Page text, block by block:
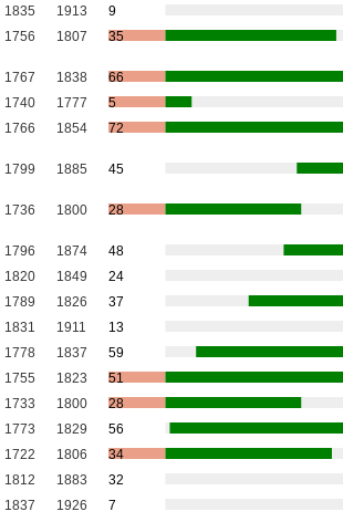
1835 1913
9
1756 1807 35
1767 1838
66
1740 1777
5
1766 1854 72
1799 1885 45
1736 1800 28
1796 1874
48
1820 1849
24
1789 1826
37
1831 1911
13
1778 1837
59
1755 1823
51
1733 1800
28
1773 1829
56
1722 1806
34
1812 1883
32
1837 1926
7